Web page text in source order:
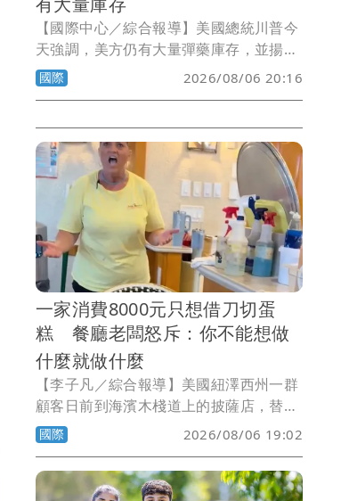
【國際中心／綜合報導】美國總統川普今
天強調，美方仍有大量彈藥庫存，並揚言
追究散布美國彈藥短缺說法者的法律責
任。
國際 2026/08/06 20:16
一家消費8000元只想借刀切蛋
糕 餐廳老闆怒斥：你不能想做
什麼就做什麼
【李子凡／綜合報導】美國紐澤西州一群
顧客日前到海濱木棧道上的披薩店，替5
歲男童慶祝生日，沒想到用餐後向店家借
刀切蛋糕，竟遭老闆當場怒斥。雙方爭執
影片曝光後迅速在社群媒體瘋傳，也引發
網友對店家處理方式的激烈討論。
國際 2026/08/06 19:02